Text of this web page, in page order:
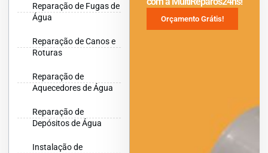
Reparação de Fugas de
Água
Reparação de Canos e
Roturas
Reparação de
Aquecedores de Água
Reparação de
Depósitos de Água
Instalação de
Orçamento Grátis!